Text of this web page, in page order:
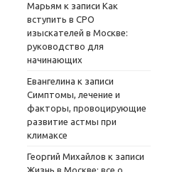
Марьям к записи Как
вступить в СРО
изыскателей в Москве:
руководство для
начинающих
Евангелина к записи
Симптомы, лечение и
факторы, провоцирующие
развитие астмы при
климаксе
Георгий Михайлов к записи